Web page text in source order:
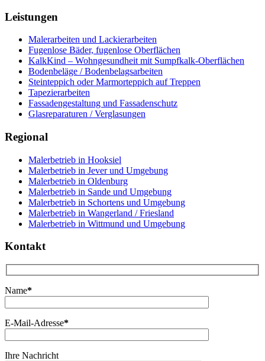
Leistungen
Malerarbeiten und Lackierarbeiten
Fugenlose Bäder, fugenlose Oberflächen
KalkKind – Wohngesundheit mit Sumpfkalk-Oberflächen
Bodenbeläge / Bodenbelagsarbeiten
Steinteppich oder Marmorteppich auf Treppen
Tapezierarbeiten
Fassadengestaltung und Fassadenschutz
Glasreparaturen / Verglasungen
Regional
Malerbetrieb in Hooksiel
Malerbetrieb in Jever und Umgebung
Malerbetrieb in Oldenburg
Malerbetrieb in Sande und Umgebung
Malerbetrieb in Schortens und Umgebung
Malerbetrieb in Wangerland / Friesland
Malerbetrieb in Wittmund und Umgebung
Kontakt
Name*
E-Mail-Adresse*
Ihre Nachricht